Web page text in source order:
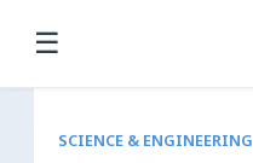
☰
SCIENCE & ENGINEERING